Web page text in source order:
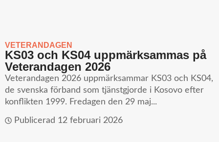
VETERANDAGEN
KS03 och KS04 uppmärksammas på
Veterandagen 2026
Veterandagen 2026 uppmärksammar KS03 och KS04,
de svenska förband som tjänstgjorde i Kosovo efter
konflikten 1999. Fredagen den 29 maj...
Publicerad 12 februari 2026